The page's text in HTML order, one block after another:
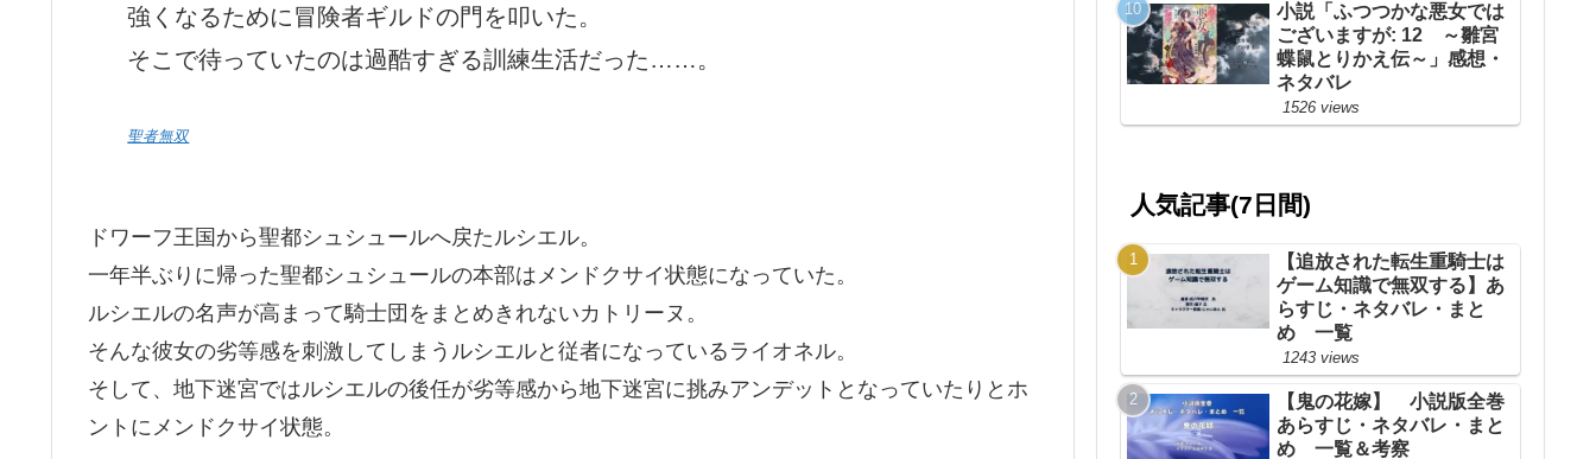
強くなるために冒険者ギルドの門を叩いた。
そこで待っていたのは過酷すぎる訓練生活だった……。
聖者無双
ドワーフ王国から聖都シュシュールへ戻たルシエル。
一年半ぶりに帰った聖都シュシュールの本部はメンドクサイ状態になっていた。
ルシエルの名声が高まって騎士団をまとめきれないカトリーヌ。
そんな彼女の劣等感を刺激してしまうルシエルと従者になっているライオネル。
そして、地下迷宮ではルシエルの後任が劣等感から地下迷宮に挑みアンデットとなっていたりとホ
ントにメンドクサイ状態。
小説「ふつつかな悪女では
ございますが: 12 ～雛宮
蝶鼠とりかえ伝～」感想・
ネタバレ
1526 views
人気記事(7日間)
【追放された転生重騎士は
ゲーム知識で無双する】あ
らすじ・ネタバレ・まと
め 一覧
1243 views
【鬼の花嫁】 小説版全巻
あらすじ・ネタバレ・まと
め 一覧＆考察